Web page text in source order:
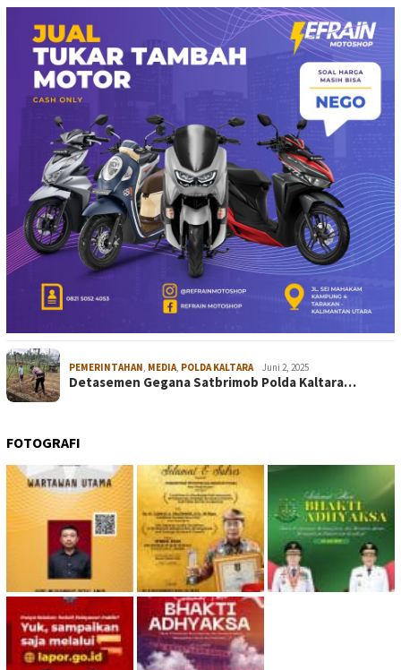
PEMERINTAHAN, MEDIA, POLDA KALTARA Juni 2, 2025
Detasemen Gegana Satbrimob Polda Kaltara…
FOTOGRAFI